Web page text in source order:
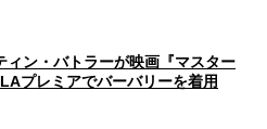
ィン・バトラーが映画『マスター
プレミアでバーバリーを着用